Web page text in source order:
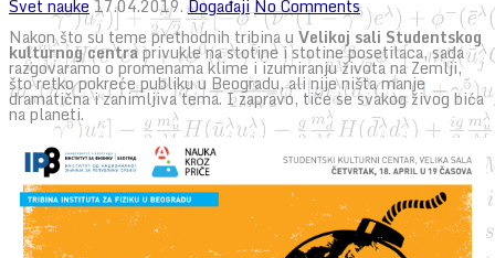
Svet nauke 17.04.2019. Događaji No Comments
Nakon što su teme prethodnih tribina u Velikoj sali Studentskog
kulturnog centraprivukle na stotine i stotine posetilaca, sada
razgovaramo o promenama klime i izumiranju života na Zemlji,
što retko pokreće publiku u Beogradu, ali nije ništa manje
dramatična i zanimljiva tema. I zapravo, tiče se svakog živog bića
na planeti.